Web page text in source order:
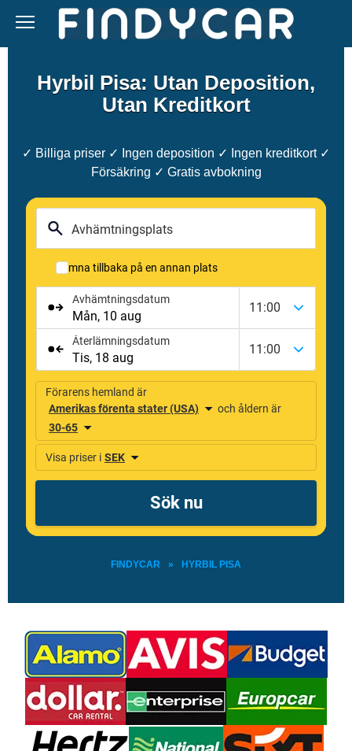
content
Hyrbil Pisa: Utan Deposition,
Utan Kreditkort
✓ Billiga priser ✓ Ingen deposition ✓ Ingen kreditkort ✓
Försäkring ✓ Gratis avbokning
FINDYCAR » HYRBIL PISA